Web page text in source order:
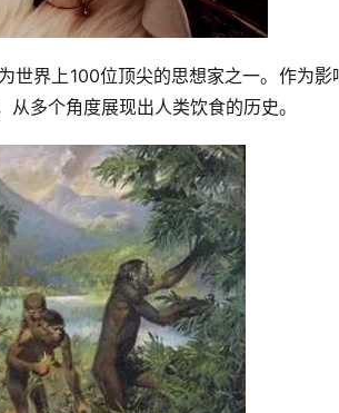
世界上100位顶尖的思想家之一。作为影
多个角度展现出人类饮食的历史。